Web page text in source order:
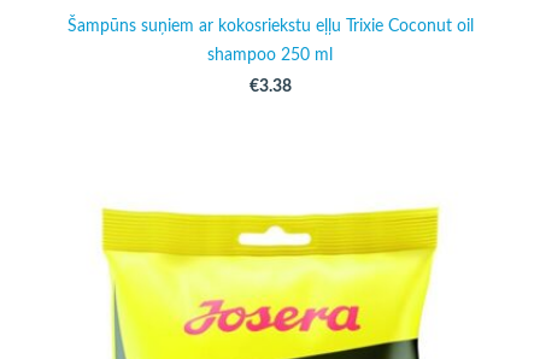
Šampūns suņiem ar kokosriekstu eļļu Trixie Coconut oil
shampoo 250 ml
€3.38